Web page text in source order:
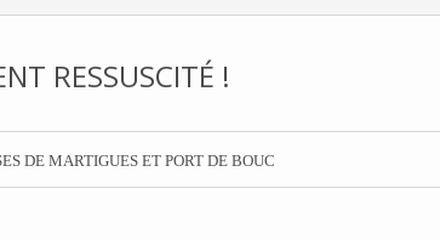
RESSUSCITÉ !
DE MARTIGUES ET PORT DE BOUC